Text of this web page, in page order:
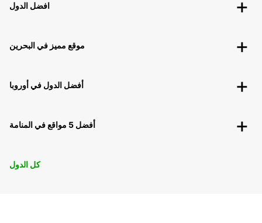
افضل الدول
موقع مميز في البحرين
أفضل الدول في أوروبا
أفضل 5 مواقع في المنامة
كل الدول